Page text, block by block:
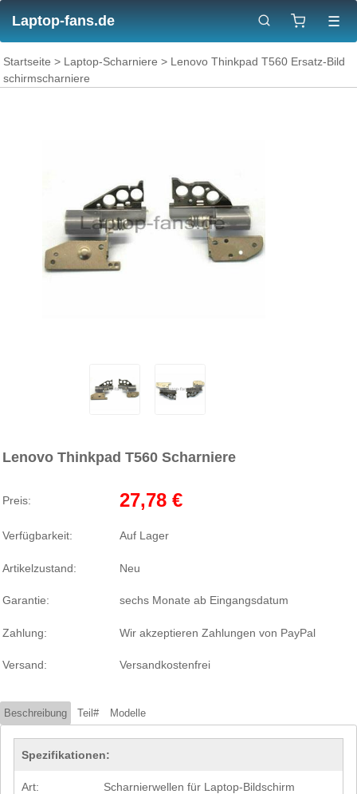
Laptop-fans.de ☰
Startseite > Laptop-Scharniere > Lenovo Thinkpad T560 Ersatz-Bild
schirmscharniere
Lenovo Thinkpad T560 Scharniere
Preis: 27,78 €
Verfügbarkeit: Auf Lager
Artikelzustand: Neu
Garantie: sechs Monate ab Eingangsdatum
Zahlung: Wir akzeptieren Zahlungen von PayPal
Versand: Versandkostenfrei
Beschreibung Teil# Modelle
Spezifikationen:
Art: Scharnierwellen für Laptop-Bildschirm